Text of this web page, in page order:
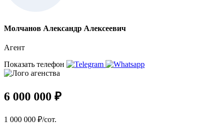
Молчанов Александр Алексеевич
Агент
Показать телефон
6 000 000 ₽
1 000 000 ₽/сот.